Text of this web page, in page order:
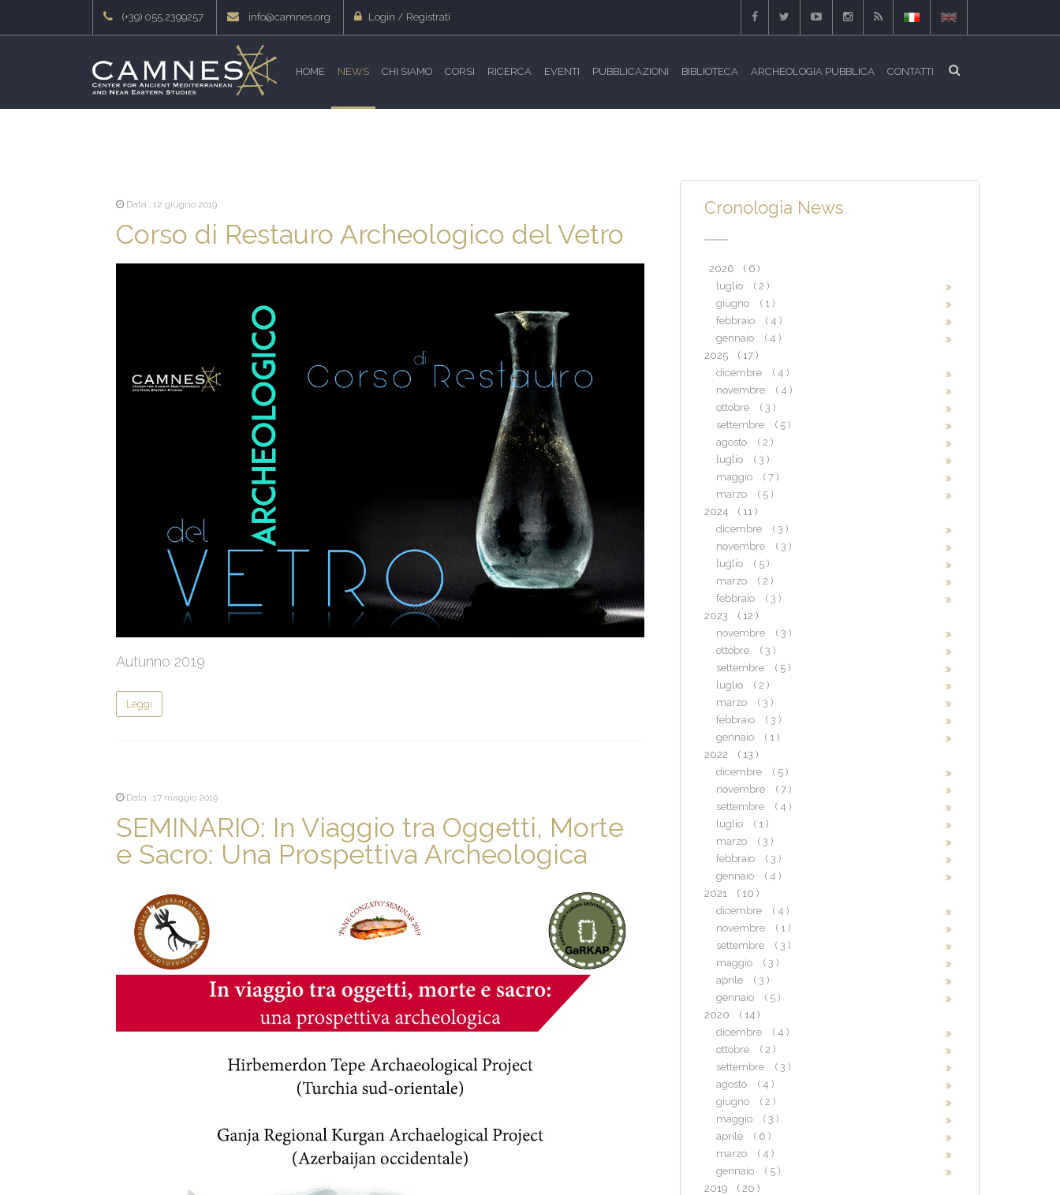
(+39) 055.2399257 info@camnes.org Login / Registrati
HOME NEWS CHI SIAMO CORSI RICERCA EVENTI PUBBLICAZIONI BIBLIOTECA ARCHEOLOGIA PUBBLICA CONTATTI
Data : 12 giugno 2019
Corso di Restauro Archeologico del Vetro
Autunno 2019
Leggi
Data : 17 maggio 2019
SEMINARIO: In Viaggio tra Oggetti, Morte
e Sacro: Una Prospettiva Archeologica
Cronologia News
2026
( 6 )
luglio
( 2 )
giugno
( 1 )
febbraio
( 4 )
gennaio
( 4 )
2025
( 17 )
dicembre
( 4 )
novembre
( 4 )
ottobre
( 3 )
settembre
( 5 )
agosto
( 2 )
luglio
( 3 )
maggio
( 7 )
marzo
( 5 )
2024
( 11 )
dicembre
( 3 )
novembre
( 3 )
luglio
( 5 )
marzo
( 2 )
febbraio
( 3 )
2023
( 12 )
novembre
( 3 )
ottobre
( 3 )
settembre
( 5 )
luglio
( 2 )
marzo
( 3 )
febbraio
( 3 )
gennaio
( 1 )
2022
( 13 )
dicembre
( 5 )
novembre
( 7 )
settembre
( 4 )
luglio
( 1 )
marzo
( 3 )
febbraio
( 3 )
gennaio
( 4 )
2021
( 10 )
dicembre
( 4 )
novembre
( 1 )
settembre
( 3 )
maggio
( 3 )
aprile
( 3 )
gennaio
( 5 )
2020
( 14 )
dicembre
( 4 )
ottobre
( 2 )
settembre
( 3 )
agosto
( 4 )
giugno
( 2 )
maggio
( 3 )
aprile
( 6 )
marzo
( 4 )
gennaio
( 5 )
2019
( 20 )